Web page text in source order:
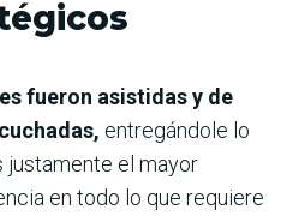
fueron asistidas y de
entregándole lo
justamente el mayor
en todo lo que requiere